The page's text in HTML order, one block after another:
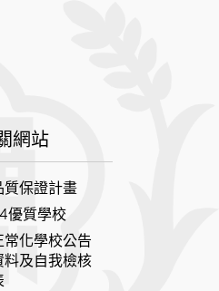
網站
質保證計畫
優質學校
常化學校公告
料及自我檢核